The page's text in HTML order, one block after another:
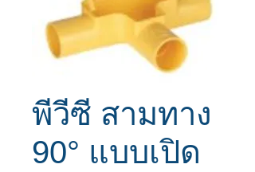
พีวีซี สามทาง
90° แบบเปิด